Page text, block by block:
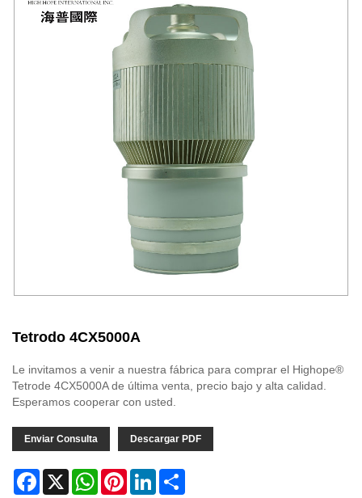
Tetrodo 4CX5000A
Le invitamos a venir a nuestra fábrica para comprar el Highope®
Tetrode 4CX5000A de última venta, precio bajo y alta calidad.
Esperamos cooperar con usted.
Enviar Consulta Descargar PDF
Facebook
X WhatsAppPinterestLinkedIn